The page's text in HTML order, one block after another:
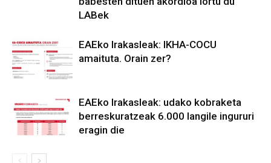
LABek
EAEko Irakasleak: IKHA-COCU
amaituta. Orain zer?
EAEko Irakasleak: udako kobraketa
berreskuratzeak 6.000 langile ingururi
eragin die